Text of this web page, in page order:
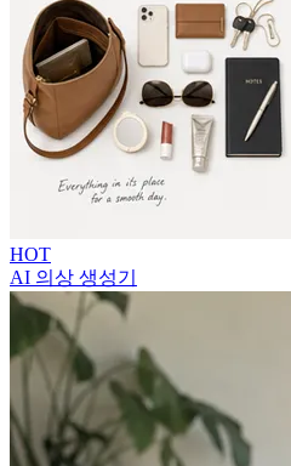
HOT
AI 의상 생성기